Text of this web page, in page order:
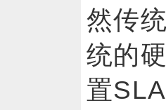
然传
统的
置